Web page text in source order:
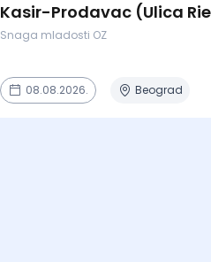
Kasir-Prodavac (Ulica
Snaga mladosti OZ
08.08.2026. Beograd